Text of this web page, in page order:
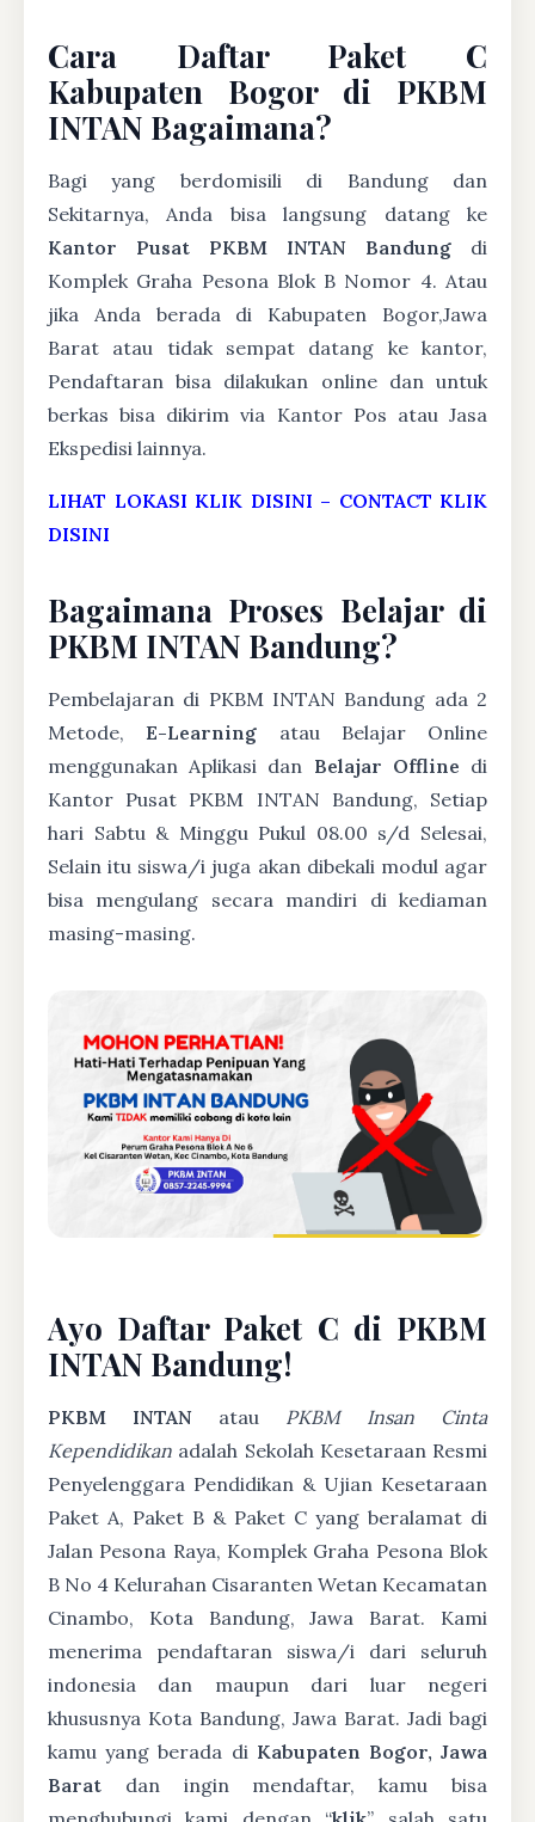
Cara Daftar Paket C
Kabupaten Bogor di PKBM
INTAN Bagaimana?
Bagi yang berdomisili di Bandung dan
Sekitarnya, Anda bisa langsung datang ke
Kantor Pusat PKBM INTAN Bandung di
Komplek Graha Pesona Blok B Nomor 4. Atau
jika Anda berada di Kabupaten Bogor,Jawa
Barat atau tidak sempat datang ke kantor,
Pendaftaran bisa dilakukan online dan untuk
berkas bisa dikirim via Kantor Pos atau Jasa
Ekspedisi lainnya.
LIHAT LOKASI KLIK DISINI – CONTACT KLIK
DISINI
Bagaimana Proses Belajar di
PKBM INTAN Bandung?
Pembelajaran di PKBM INTAN Bandung ada 2
Metode,E-Learning atau Belajar Online
menggunakan Aplikasi dan Belajar Offline di
Kantor Pusat PKBM INTAN Bandung, Setiap
hari Sabtu & Minggu Pukul 08.00 s/d Selesai,
Selain itu siswa/i juga akan dibekali modul agar
bisa mengulang secara mandiri di kediaman
masing-masing.
Ayo Daftar Paket C di PKBM
INTAN Bandung!
PKBM INTAN atau PKBM Insan Cinta
Kependidikan adalah Sekolah Kesetaraan Resmi
Penyelenggara Pendidikan & Ujian Kesetaraan
Paket A, Paket B & Paket C yang beralamat di
Jalan Pesona Raya, Komplek Graha Pesona Blok
B No 4 Kelurahan Cisaranten Wetan Kecamatan
Cinambo, Kota Bandung, Jawa Barat. Kami
menerima pendaftaran siswa/i dari seluruh
indonesia dan maupun dari luar negeri
khususnya Kota Bandung, Jawa Barat. Jadi bagi
kamu yang berada di Kabupaten Bogor, Jawa
Barat dan ingin mendaftar, kamu bisa